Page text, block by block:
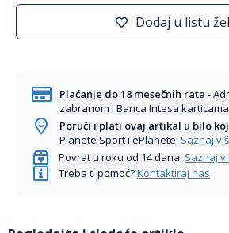
Dodaj u listu
Plaćanje do 18 mesečnih rata -
zabranom i Banca Intesa
Poruči i plati ovaj artikal u bilo
Planete Sport i ePlanete. Saznaj
Povrat u roku od 14 dana. Saznaj
Treba ti pomoć?Kontaktiraj nas